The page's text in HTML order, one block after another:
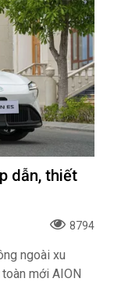
dẫn, thiết
8794
ngoài xu
mới AION